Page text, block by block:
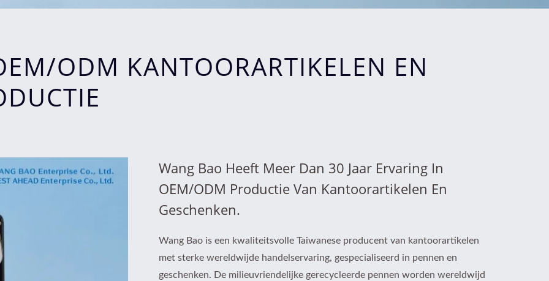
ODM KANTOORARTIKELEN EN
Wang Bao Heeft Meer Dan 30 Jaar Ervaring In
OEM/ODM Productie Van Kantoorartikelen En
Geschenken.
Wang Bao is een kwaliteitsvolle Taiwanese producent van kantoorartikelen
met sterke wereldwijde handelservaring, gespecialiseerd in pennen en
geschenken. De milieuvriendelijke gerecycleerde pennen worden wereldwijd